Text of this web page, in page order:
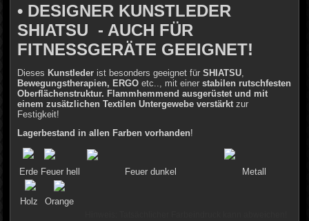
• DESIGNER KUNSTLEDER
SHIATSU - AUCH FÜR
FITNESSGERÄTE GEEIGNET!
Dieses Kunstleder ist besonders geeignet fürSHIATSU
Bewegungstherapien, ERGOetc.., mit einer stabilen rutschfesten
Oberflächenstruktur. Flammhemmend ausgerüstet und mit
einem zusätzlichen Textilen Untergewebe verstärkt zur
Festigkeit!
Lagerbestand in allen Farben vorhanden!
Erde Feuer hell Feuer dunkel Metall
Holz Orange